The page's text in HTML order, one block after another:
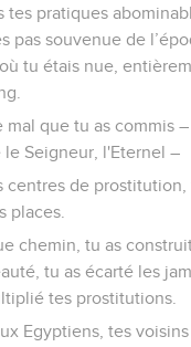
tes pratiques
pas souvenue de
tu étais nue,
mal que tu as commis –
Seigneur, l'Eternel –
centres de prostitution,
places.
chemin, tu as
tu as écarté les
tes prostitutions.
Egyptiens, tes